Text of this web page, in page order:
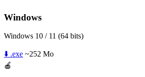
Windows
Windows 10 / 11 (64 bits)
⬇️ .exe ~252 Mo
🍎